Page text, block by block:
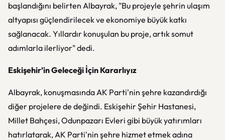
başlandığını belirten Albayrak, "Bu projeyle şehrin ulaşım
altyapısı güçlendirilecek ve ekonomiye büyük katkı
sağlanacak. Yıllardır konuşulan bu proje, artık somut
adımlarla ilerliyor" dedi.
Eskişehir’in Geleceği İçin Kararlıyız
Albayrak, konuşmasında AK Parti'nin şehre kazandırdığı
diğer projelere de değindi. Eskişehir Şehir Hastanesi,
Millet Bahçesi, Odunpazarı Evleri gibi büyük yatırımları
hatırlatarak, AK Parti'nin şehre hizmet etmek adına